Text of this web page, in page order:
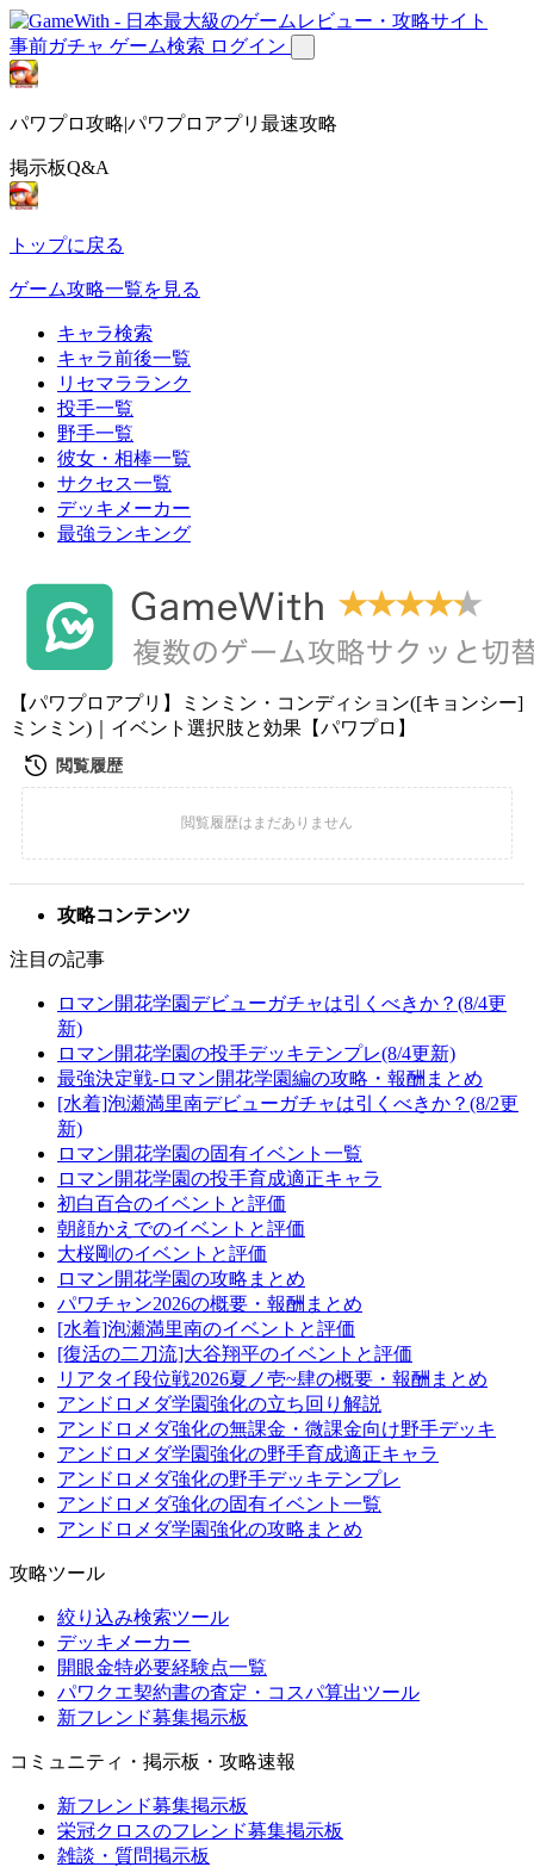
事前ガチャ ゲーム検索 ログイン
パワプロ攻略|パワプロアプリ最速攻略
掲示板Q&A
トップに戻る
ゲーム攻略一覧を見る
キャラ検索
キャラ前後一覧
リセマラランク
投手一覧
野手一覧
彼女・相棒一覧
サクセス一覧
デッキメーカー
最強ランキング
【パワプロアプリ】ミンミン・コンディション([キョンシー]
ミンミン)｜イベント選択肢と効果【パワプロ】
攻略コンテンツ
注目の記事
ロマン開花学園デビューガチャは引くべきか？(8/4更
新)
ロマン開花学園の投手デッキテンプレ(8/4更新)
最強決定戦-ロマン開花学園編の攻略・報酬まとめ
[水着]泡瀬満里南デビューガチャは引くべきか？(8/2更
新)
ロマン開花学園の固有イベント一覧
ロマン開花学園の投手育成適正キャラ
初白百合のイベントと評価
朝顔かえでのイベントと評価
大桜剛のイベントと評価
ロマン開花学園の攻略まとめ
パワチャン2026の概要・報酬まとめ
[水着]泡瀬満里南のイベントと評価
[復活の二刀流]大谷翔平のイベントと評価
リアタイ段位戦2026夏ノ壱~肆の概要・報酬まとめ
アンドロメダ学園強化の立ち回り解説
アンドロメダ強化の無課金・微課金向け野手デッキ
アンドロメダ学園強化の野手育成適正キャラ
アンドロメダ強化の野手デッキテンプレ
アンドロメダ強化の固有イベント一覧
アンドロメダ学園強化の攻略まとめ
攻略ツール
絞り込み検索ツール
デッキメーカー
開眼金特必要経験点一覧
パワクエ契約書の査定・コスパ算出ツール
新フレンド募集掲示板
コミュニティ・掲示板・攻略速報
新フレンド募集掲示板
栄冠クロスのフレンド募集掲示板
雑談・質問掲示板